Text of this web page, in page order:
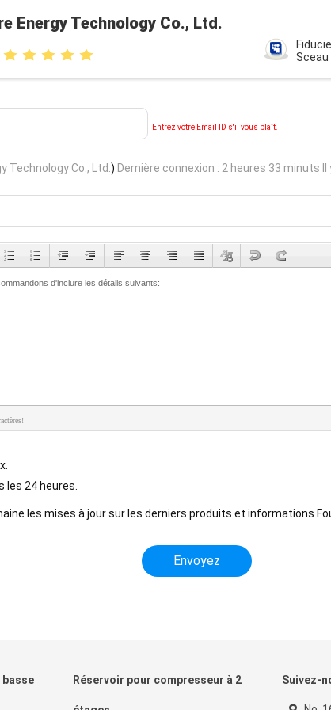
Energy Technology Co., Ltd.
Fiducie
Sceau
Entrez votre Email ID s'il vous plaît.
Technology Co., Ltd. ) Dernière connexion : 2 heures 33 minuts Il
les 24 heures.
les mises à jour sur les derniers produits et informations
Réservoir pour compresseur à 2 Suivez-